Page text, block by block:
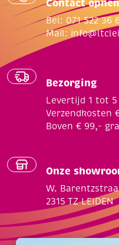
Contact
Bel: 071 522 36
Mail:
Bezorging
Levertijd 1 tot
Verzendkosten
Boven € 99,-
Onze
W.
2315 TZ LEIDEN